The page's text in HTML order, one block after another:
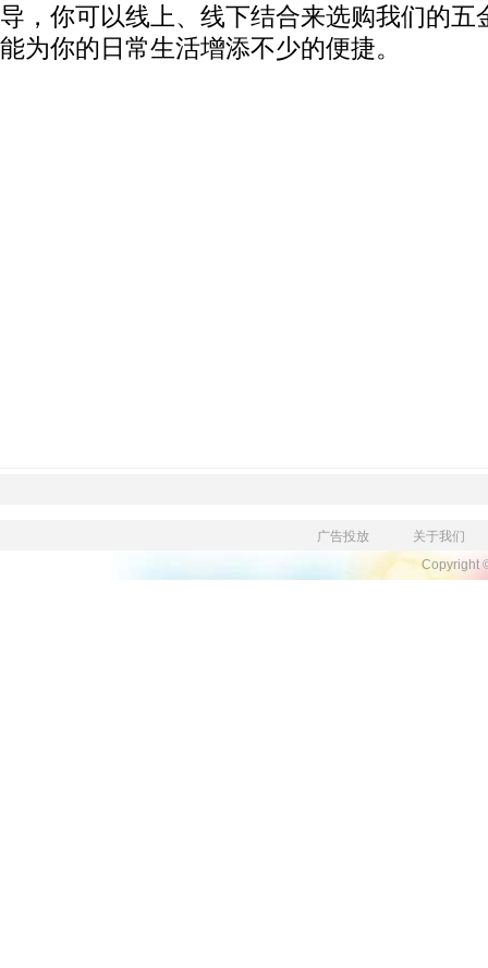
导，你可以线上、线下结合来选购我们的五
能为你的日常生活增添不少的便捷。
广告投放
关于我们
Copyright